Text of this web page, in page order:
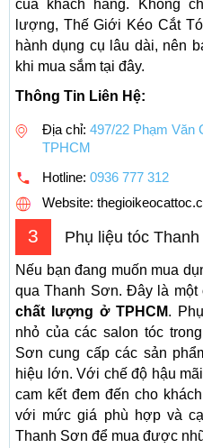
của khách hàng. Không
lượng, Thế Giới Kéo Cắt
hành dụng cụ lâu dài, nên
khi mua sắm tại đây.
Thông Tin Liên Hệ:
Địa chỉ: 497/22 Phạm Văn
TPHCM
Hotline: 0936 777 312
Website:
3 Phụ liệu tóc
Nếu bạn đang muốn mua
qua Thanh Sơn. Đây là một
chất lượng ở TPHCM.
nhỏ của các salon tóc
Sơn cung cấp các sản
hiệu lớn. Với chế độ hậu
cam kết đem đến cho
với mức giá phù hợp và
Thanh Sơn để mua được